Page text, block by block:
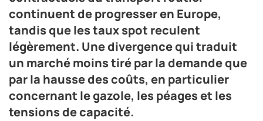
Crédit photo fotostar - stock.adobe.com
continuent de progresser en Europe,
tandis que les taux spot reculent
légèrement. Une divergence qui traduit
un marché moins tiré par la demande que
par la hausse des coûts, en particulier
concernant le gazole, les péages et les
tensions de capacité.